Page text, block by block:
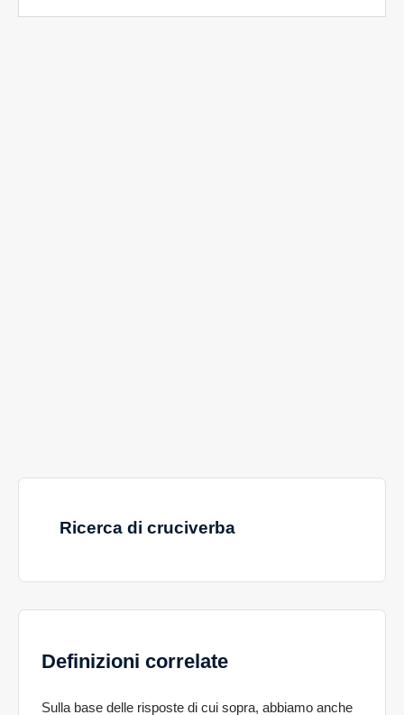
Ricerca di cruciverba
Definizioni correlate
Sulla base delle risposte di cui sopra, abbiamo anche